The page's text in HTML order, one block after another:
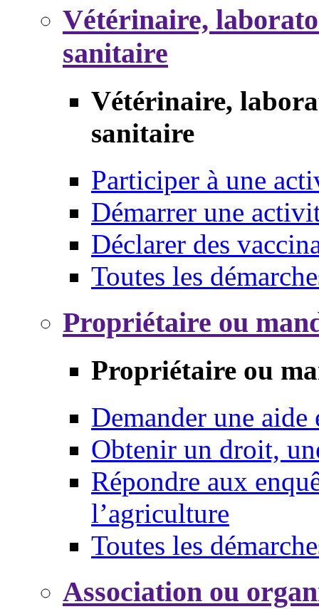
Vétérinaire,
sanitaire
Vétérinaire,
sanitaire
Participer à une
Démarrer une
Déclarer des
Toutes les
Propriétaire ou
Propriétaire ou
Demander une aide
Obtenir un droit,
Répondre aux
l’agriculture
Toutes les
Association ou